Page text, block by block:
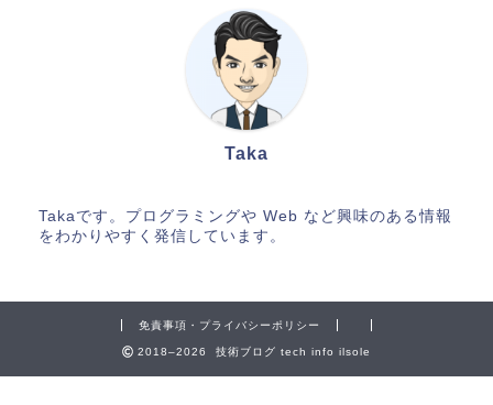
Taka
Takaです。プログラミングや Web など興味のある情報
をわかりやすく発信しています。
免責事項・プライバシーポリシー
2018–2026 技術ブログ tech info ilsole